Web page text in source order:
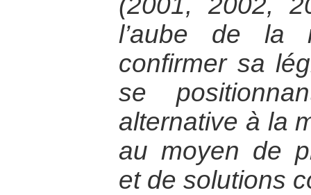
l’aube de la
confirmer sa
se
alternative à la
au moyen de
et de solutions